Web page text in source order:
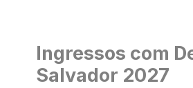
Ingressos com
Salvador 2027